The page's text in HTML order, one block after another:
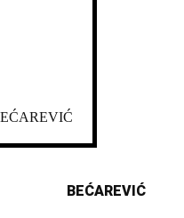
BEĆAREVIĆ